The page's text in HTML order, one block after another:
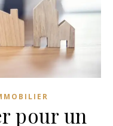
pour un